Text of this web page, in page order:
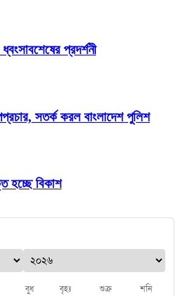
প্রদর্শনী
সতর্ক করল বাংলাদেশ পুলিশ
হচ্ছে বিকাশ
বুধ বৃহঃ শুক্র শনি